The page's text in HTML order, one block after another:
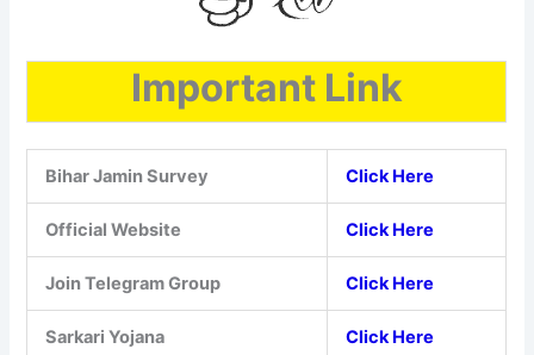
Important Link
Bihar Jamin Survey Click Here
Official Website Click Here
Join Telegram Group Click Here
Sarkari Yojana Click Here